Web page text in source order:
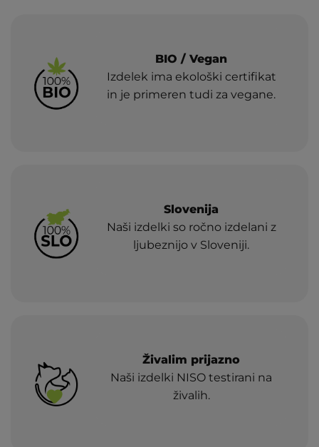
BIO / Vegan
Izdelek ima ekološki certifikat
in je primeren tudi za vegane.
Slovenija
Naši izdelki so ročno izdelani z
ljubeznijo v Sloveniji.
Živalim prijazno
Naši izdelki NISO testirani na
živalih.